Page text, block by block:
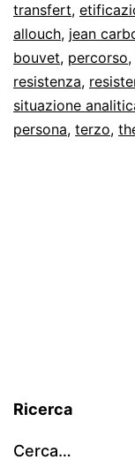
transfert,
allouch, jean
bouvet, percorso,
resistenza,
situazione
persona, terzo,
Ricerca
Cerca…